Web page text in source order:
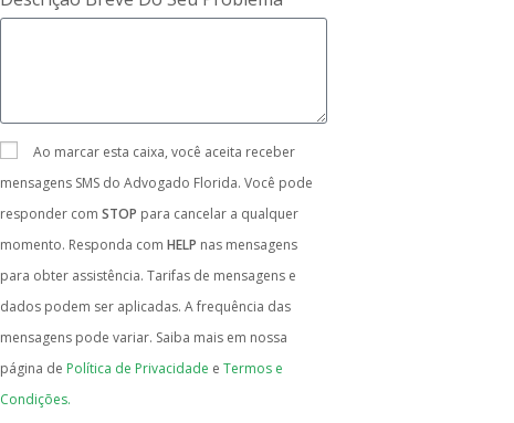
Ao marcar esta caixa, você aceita receber
mensagens SMS do Advogado Florida. Você pode
responder comSTOP para cancelar a qualquer
momento. Responda comHELP nas mensagens
para obter assistência. Tarifas de mensagens e
dados podem ser aplicadas. A frequência das
mensagens pode variar. Saiba mais em nossa
página de Política de Privacidade eTermos e
Condições.